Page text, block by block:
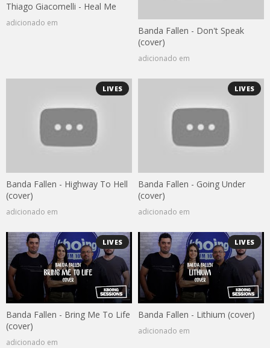
Thiago Giacomelli - Heal Me
adicionado em
Banda Fallen - Don't Speak
(cover)
adicionado em
LIVES
Banda Fallen - Highway To Hell
(cover)
adicionado em
LIVES
Banda Fallen - Going Under
(cover)
adicionado em
LIVES
Banda Fallen - Bring Me To Life
(cover)
adicionado em
LIVES
Banda Fallen - Lithium (cover)
adicionado em